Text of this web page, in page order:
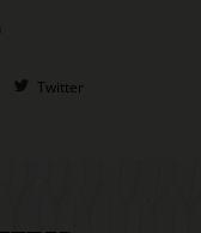
Twitter